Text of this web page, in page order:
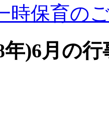
時保育の
年)6月の